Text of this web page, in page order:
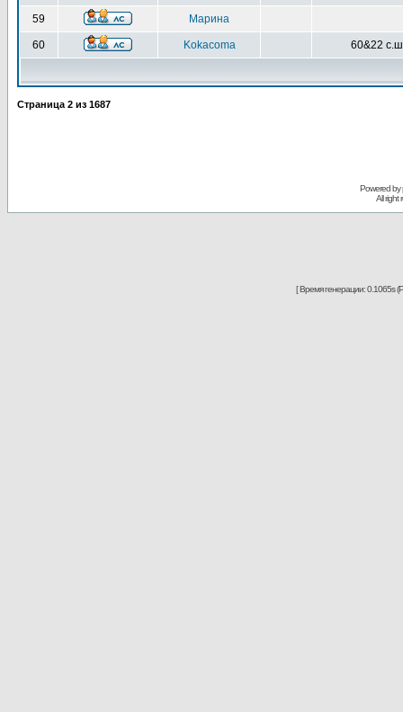
59 Марина
60 Kokacoma 60&22
Страница 2 из 1687
Powered
All right
[ Время генерации: 0.1065s